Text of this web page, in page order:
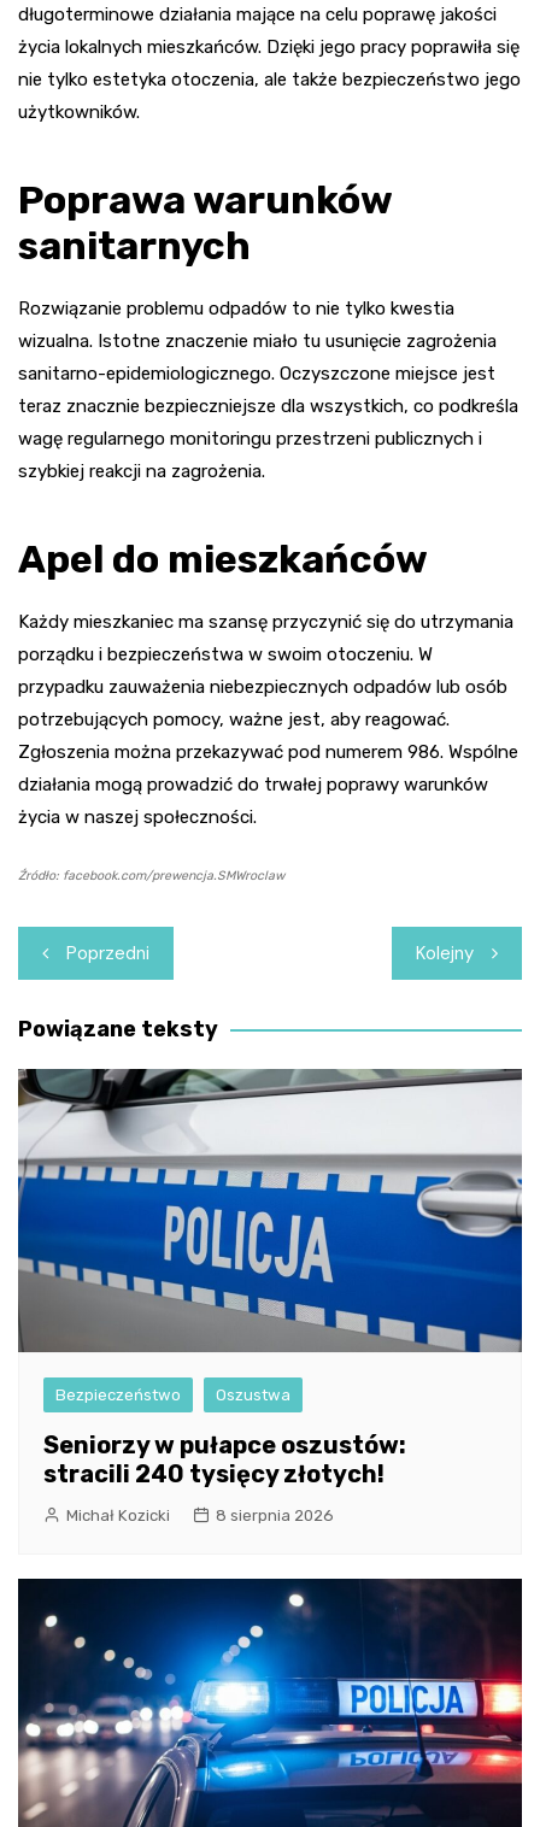
długoterminowe działania mające na celu poprawę jakości
życia lokalnych mieszkańców. Dzięki jego pracy poprawiła się
nie tylko estetyka otoczenia, ale także bezpieczeństwo jego
użytkowników.
Poprawa warunków
sanitarnych
Rozwiązanie problemu odpadów to nie tylko kwestia
wizualna. Istotne znaczenie miało tu usunięcie zagrożenia
sanitarno-epidemiologicznego. Oczyszczone miejsce jest
teraz znacznie bezpieczniejsze dla wszystkich, co podkreśla
wagę regularnego monitoringu przestrzeni publicznych i
szybkiej reakcji na zagrożenia.
Apel do mieszkańców
Każdy mieszkaniec ma szansę przyczynić się do utrzymania
porządku i bezpieczeństwa w swoim otoczeniu. W
przypadku zauważenia niebezpiecznych odpadów lub osób
potrzebujących pomocy, ważne jest, aby reagować.
Zgłoszenia można przekazywać pod numerem 986. Wspólne
działania mogą prowadzić do trwałej poprawy warunków
życia w naszej społeczności.
Źródło: facebook.com/prewencja.SMWroclaw
Nawigacja
wpisu
Poprzedni Kolejny
Powiązane teksty
Bezpieczeństwo Oszustwa
Seniorzy w pułapce oszustów:
stracili 240 tysięcy złotych!
Michał Kozicki 8 sierpnia 2026